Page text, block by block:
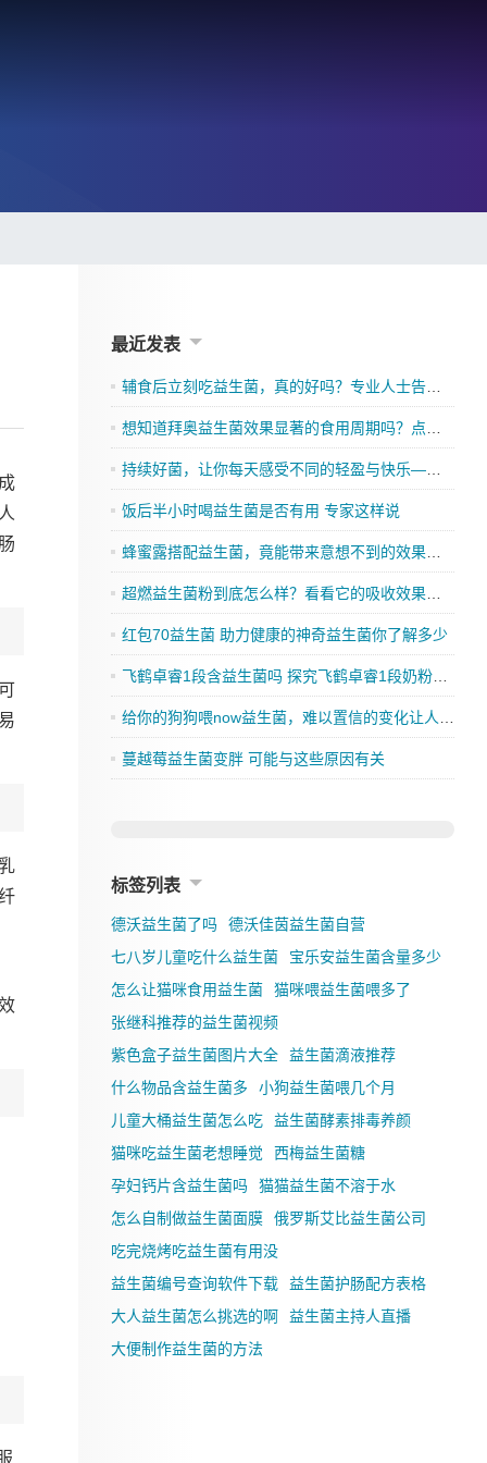
最近发表
辅食后立刻吃益生菌，真的好吗？专业人士告诉你
想知道拜奥益生菌效果显著的食用周期吗？点击了解吧
持续好菌，让你每天感受不同的轻盈与快乐——格兰迪莱益生菌来袭”
饭后半小时喝益生菌是否有用 专家这样说
蜂蜜露搭配益生菌，竟能带来意想不到的效果，你还在等什么？
超燃益生菌粉到底怎么样？看看它的吸收效果如何
红包70益生菌 助力健康的神奇益生菌你了解多少
飞鹤卓睿1段含益生菌吗 探究飞鹤卓睿1段奶粉的成分是否有益生菌
给你的狗狗喂now益生菌，难以置信的变化让人刮目相看
蔓越莓益生菌变胖 可能与这些原因有关
标签列表
德沃益生菌了吗
德沃佳茵益生菌自营
七八岁儿童吃什么益生菌
宝乐安益生菌含量多少
怎么让猫咪食用益生菌
猫咪喂益生菌喂多了
张继科推荐的益生菌视频
紫色盒子益生菌图片大全
益生菌滴液推荐
什么物品含益生菌多
小狗益生菌喂几个月
儿童大桶益生菌怎么吃
益生菌酵素排毒养颜
猫咪吃益生菌老想睡觉
西梅益生菌糖
孕妇钙片含益生菌吗
猫猫益生菌不溶于水
怎么自制做益生菌面膜
俄罗斯艾比益生菌公司
吃完烧烤吃益生菌有用没
益生菌编号查询软件下载
益生菌护肠配方表格
大人益生菌怎么挑选的啊
益生菌主持人直播
大便制作益生菌的方法